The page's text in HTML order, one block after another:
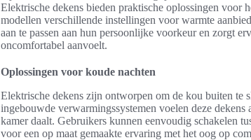
Elektrische dekens bieden praktische oplossingen voor
modellen verschillende instellingen voor warmte
aan te passen aan hun persoonlijke voorkeur en zorgt
oncomfortabel aanvoelt.
Oplossingen voor koude nachten
Elektrische dekens zijn ontworpen om de kou buiten te
ingebouwde verwarmingssystemen voelen deze dekens
kamer daalt. Gebruikers kunnen eenvoudig schakelen
voor een op maat gemaakte ervaring met het oog op